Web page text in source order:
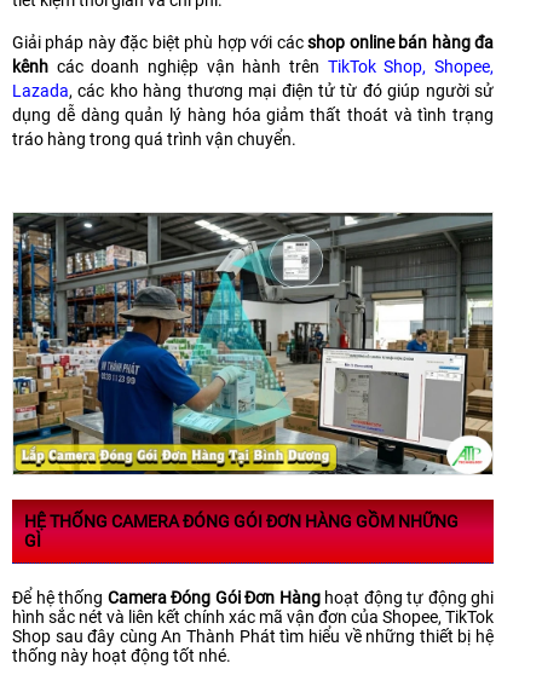
Giải pháp này đặc biệt phù hợp với cácshop online bán hàng đa
kênh các doanh nghiệp vận hành trên TikTok Shop, Shopee,
Lazada, các kho hàng thương mại điện tử từ đó giúp người sử
dụng dễ dàng quản lý hàng hóa giảm thất thoát và tình trạng
tráo hàng trong quá trình vận chuyển.
HỆ THỐNG CAMERA ĐÓNG GÓI ĐƠN HÀNG GỒM NHỮNG
GÌ
Để hệ thống Camera Đóng Gói Đơn Hànghoạt động tự động ghi
hình sắc nét và liên kết chính xác mã vận đơn của Shopee, TikTok
Shop sau đây cùng An Thành Phát tìm hiểu về những thiết bị hệ
thống này hoạt động tốt nhé.